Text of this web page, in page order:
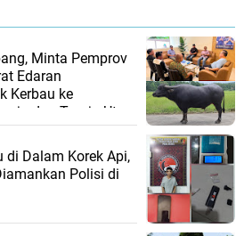
Minta Pemprov
Edaran
Kerbau ke
dan Toraja Utara
di Dalam Korek Api,
Polisi di